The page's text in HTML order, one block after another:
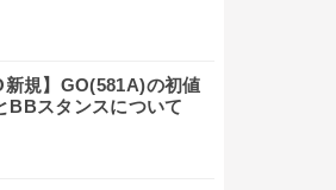
新規】GO(581A)の初値
BBスタンスについて